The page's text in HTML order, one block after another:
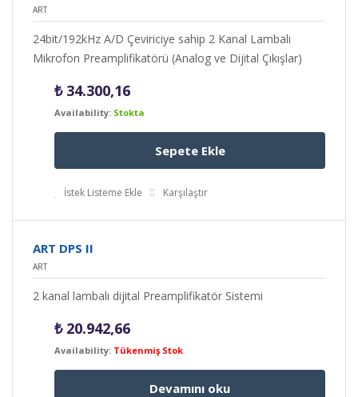
ART
24bit/192kHz A/D Çeviriciye sahip 2 Kanal Lambalı
Mikrofon Preamplifikatörü (Analog ve Dijital Çıkışlar)
₺34.300,16
Availability: Stokta
Sepete Ekle
İstek Listeme Ekle Karşılaştır
ART DPS II
ART
2 kanal lambalı dijital Preamplifikatör Sistemi
₺20.942,66
Availability: Tükenmiş Stok
Devamını oku